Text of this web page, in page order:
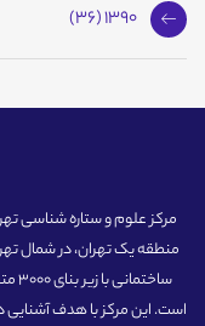
1390 (36)
مرکز علوم و ستاره شناسی
است. این مرکز با هدف